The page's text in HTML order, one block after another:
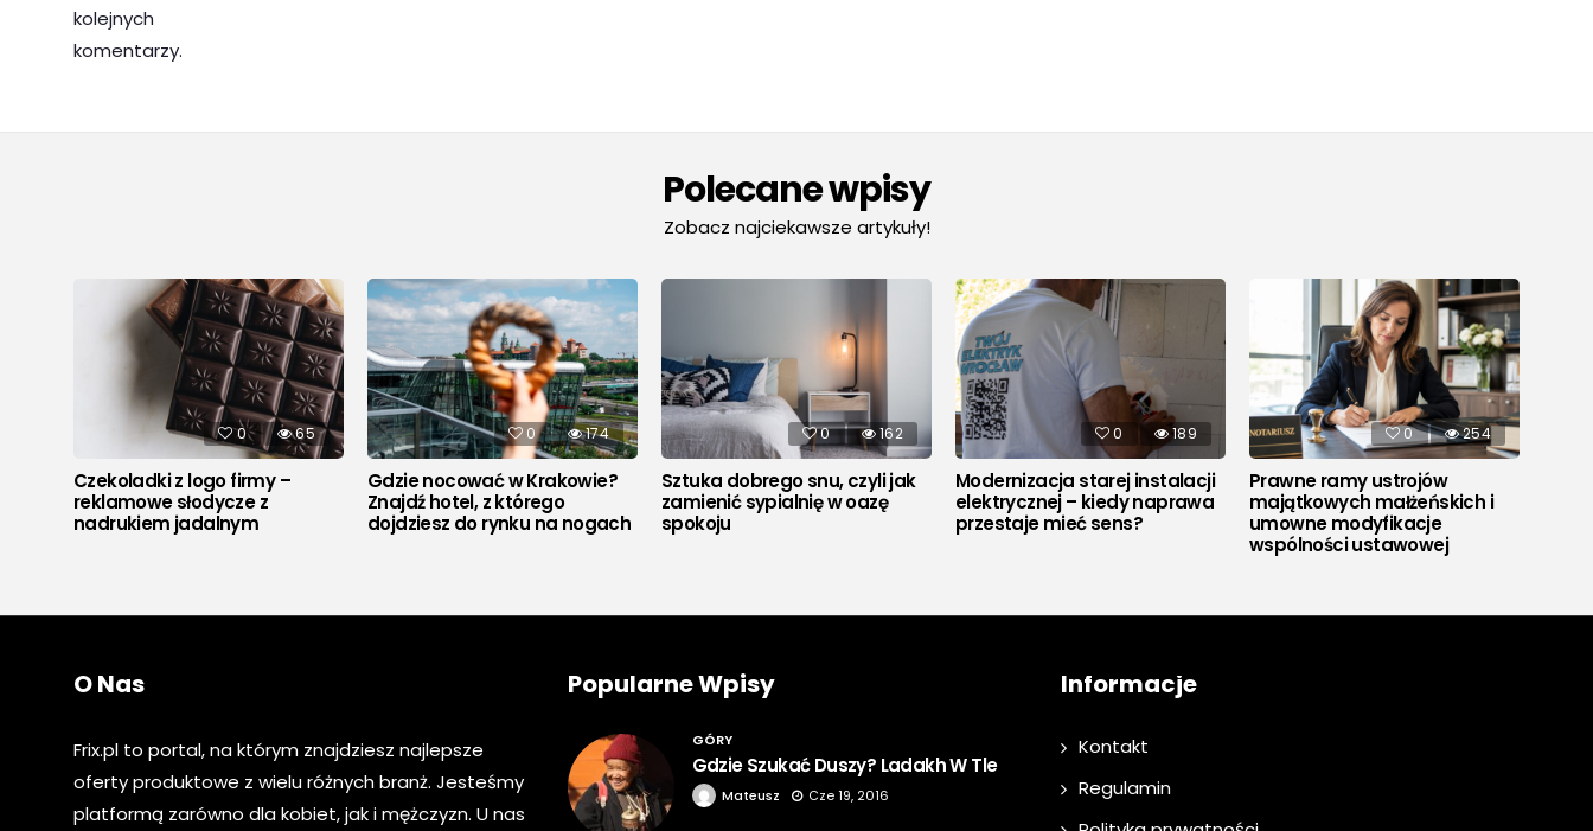
kolejnych
komentarzy.
Polecane wpisy
Zobacz najciekawsze artykuły!
0 65
Czekoladki z logo firmy –
reklamowe słodycze z
nadrukiem jadalnym
0 174
Gdzie nocować w Krakowie?
Znajdź hotel, z którego
dojdziesz do rynku na nogach
0 162
Sztuka dobrego snu, czyli jak
zamienić sypialnię w oazę
spokoju
0 189
Modernizacja starej instalacji
elektrycznej – kiedy naprawa
przestaje mieć sens?
0 254
Prawne ramy ustrojów
majątkowych małżeńskich i
umowne modyfikacje
wspólności ustawowej
O Nas
Frix.pl to portal, na którym znajdziesz najlepsze
oferty produktowe z wielu różnych branż. Jesteśmy
platformą zarówno dla kobiet, jak i mężczyzn. U nas
Popularne Wpisy
GÓRY
Gdzie Szukać Duszy? Ladakh W Tle
Mateusz Cze 19, 2016
Informacje
Kontakt
Regulamin